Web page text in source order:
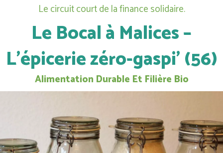
Le circuit court de la finance solidaire.
Le Bocal à Malices –
L’épicerie zéro-gaspi’ (56)
Alimentation Durable Et Filière Bio